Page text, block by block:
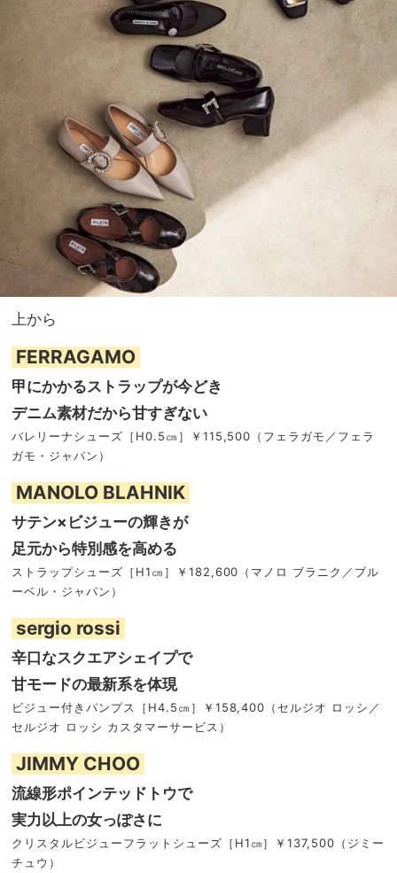
上から
FERRAGAMO
甲にかかるストラップが今どき
デニム素材だから甘すぎない
バレリーナシューズ［H0.5㎝］￥115,500（フェラガモ／フェラ
ガモ・ジャパン）
MANOLO BLAHNIK
サテン×ビジューの輝きが
足元から特別感を高める
ストラップシューズ［H1㎝］￥182,600（マノロ ブラニク／ブル
ーベル・ジャパン）
sergio rossi
辛口なスクエアシェイプで
甘モードの最新系を体現
ビジュー付きパンプス［H4.5㎝］￥158,400（セルジオ ロッシ／
セルジオ ロッシ カスタマーサービス）
JIMMY CHOO
流線形ポインテッドトウで
実力以上の女っぽさに
クリスタルビジューフラットシューズ［H1㎝］￥137,500（ジミー
チュウ）